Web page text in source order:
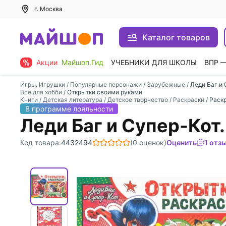
г. Москва
Каталог товаров
Акции Майшоп.Гид УЧЕБНИКИ ДЛЯ ШКОЛЫ ВПР
Игры. Игрушки / Популярные персонажи / Зарубежные / Леди Баг и
Всё для хобби / Открытки своими руками
Книги / Детская литература / Детское творчество / Раскраски /
В программе лояльности
Леди Баг и Супер-
Код товара:4432494 (0 оценок)Оценить 1